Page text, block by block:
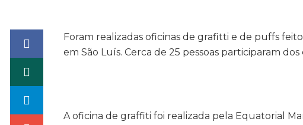
Foram realizadas oficinas de grafitti e de puffs
em São Luís. Cerca de 25 pessoas participaram
A oficina de graffiti foi realizada pela Equatorial